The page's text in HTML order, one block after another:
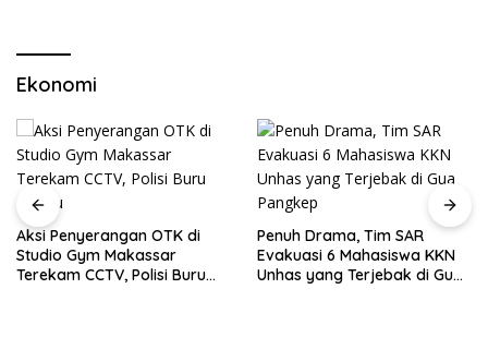
Ekonomi
Aksi Penyerangan OTK di
Studio Gym Makassar
Terekam CCTV, Polisi Buru
Penuh Drama, Tim SAR
Evakuasi 6 Mahasiswa KKN
Unhas yang Terjebak di Gua